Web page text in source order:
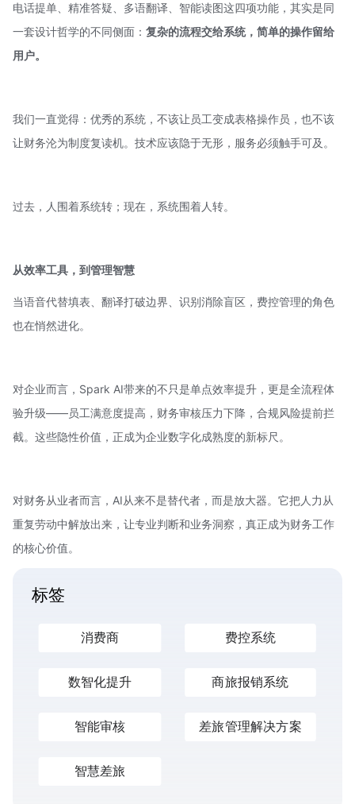
电话提单、精准答疑、多语翻译、智能读图这四项功能，其实是同
一套设计哲学的不同侧面： 复杂的流程交给系统，简单的操作留给
用户。
我们一直觉得：优秀的系统，不该让员工变成表格操作员，也不该
让财务沦为制度复读机。技术应该隐于无形，服务必须触手可及。
过去，人围着系统转；现在，系统围着人转。
从效率工具，到管理智慧
当语音代替填表、翻译打破边界、识别消除盲区， 费控管理的角色
也在悄然进化。
对企业而言，Spark AI带来的不只是单点效率提升，更是全流程体
验升级——员工满意度提高，财务审核压力下降，合规风险提前拦
截。这些隐性价值，正成为企业数字化成熟度的新标尺。
对财务从业者而言，AI从来不是替代者，而是放大器。它把人力从
重复劳动中解放出来，让专业判断和业务洞察，真正成为财务工作
的核心价值。
标签
消费商 费控系统
数智化提升 商旅报销系统
智能审核 差旅管理解决方案
智慧差旅